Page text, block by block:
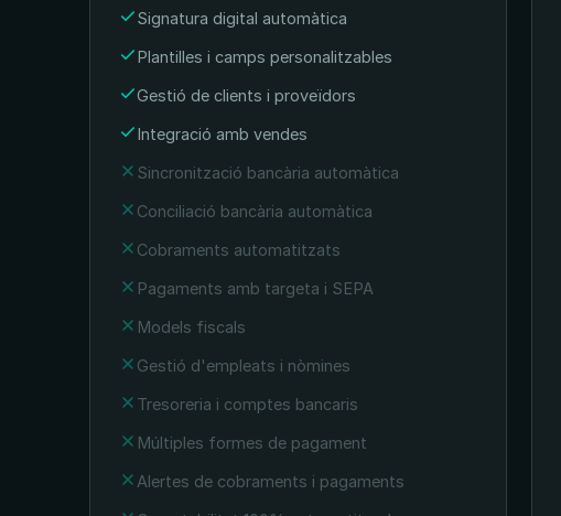
Signatura digital automàtica
Plantilles i camps personalitzables
Gestió de clients i proveïdors
Integració amb vendes
Sincronització bancària automàtica
Conciliació bancària automàtica
Cobraments automatitzats
Pagaments amb targeta i SEPA
Models fiscals
Gestió d'empleats i nòmines
Tresoreria i comptes bancaris
Múltiples formes de pagament
Alertes de cobraments i pagaments